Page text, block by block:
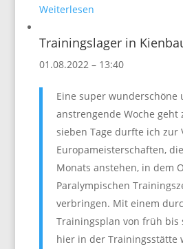
Weiterlesen
Trainingslager in
01.08.2022 – 13:40
Eine super wunderschöne
anstrengende Woche geht
sieben Tage durfte ich zur
Europameisterschaften,
Monats anstehen, in dem
Paralympischen
verbringen. Mit einem
Trainingsplan von früh bis
hier in der Trainingsstätte